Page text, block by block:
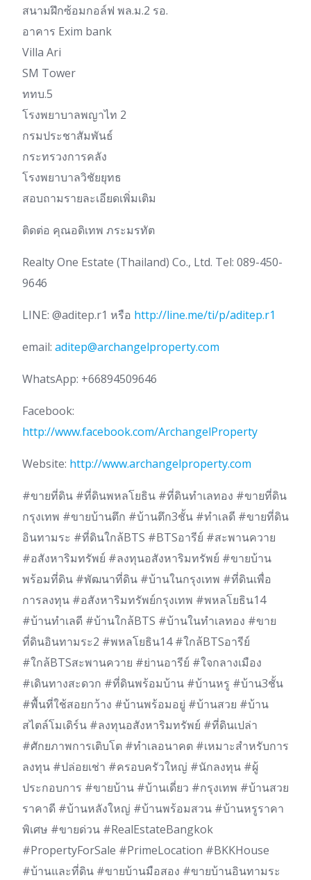
สนามฝึกซ้อมกอล์ฟ พล.ม.2 รอ.
อาคาร Exim bank
Villa Ari
SM Tower
ททบ.5
โรงพยาบาลพญาไท 2
กรมประชาสัมพันธ์
กระทรวงการคลัง
โรงพยาบาลวิชัยยุทธ
สอบถามรายละเอียดเพิ่มเติม
ติดต่อ คุณอดิเทพ ภระมรทัต
Realty One Estate (Thailand) Co., Ltd. Tel: 089-450-
9646
LINE: @aditep.r1 หรือ http://line.me/ti/p/aditep.r1
email: aditep@archangelproperty.com
WhatsApp: +66894509646
Facebook:
http://www.facebook.com/ArchangelProperty
Website: http://www.archangelproperty.com
#ขายที่ดิน #ที่ดินพหลโยธิน #ที่ดินทำเลทอง #ขายที่ดิน
กรุงเทพ #ขายบ้านตึก #บ้านตึก3ชั้น #ทำเลดี #ขายที่ดิน
อินทามระ #ที่ดินใกล้BTS #BTSอารีย์ #สะพานควาย
#อสังหาริมทรัพย์ #ลงทุนอสังหาริมทรัพย์ #ขายบ้าน
พร้อมที่ดิน #พัฒนาที่ดิน #บ้านในกรุงเทพ #ที่ดินเพื่อ
การลงทุน #อสังหาริมทรัพย์กรุงเทพ #พหลโยธิน14
#บ้านทำเลดี #บ้านใกล้BTS #บ้านในทำเลทอง #ขาย
ที่ดินอินทามระ2 #พหลโยธิน14 #ใกล้BTSอารีย์
#ใกล้BTSสะพานควาย #ย่านอารีย์ #ใจกลางเมือง
#เดินทางสะดวก #ที่ดินพร้อมบ้าน #บ้านหรู #บ้าน3ชั้น
#พื้นที่ใช้สอยกว้าง #บ้านพร้อมอยู่ #บ้านสวย #บ้าน
สไตล์โมเดิร์น #ลงทุนอสังหาริมทรัพย์ #ที่ดินเปล่า
#ศักยภาพการเติบโต #ทำเลอนาคต #เหมาะสำหรับการ
ลงทุน #ปล่อยเช่า #ครอบครัวใหญ่ #นักลงทุน #ผู้
ประกอบการ #ขายบ้าน #บ้านเดี่ยว #กรุงเทพ #บ้านสวย
ราคาดี #บ้านหลังใหญ่ #บ้านพร้อมสวน #บ้านหรูราคา
พิเศษ #ขายด่วน #RealEstateBangkok
#PropertyForSale #PrimeLocation #BKKHouse
#บ้านและที่ดิน #ขายบ้านมือสอง #ขายบ้านอินทามระ